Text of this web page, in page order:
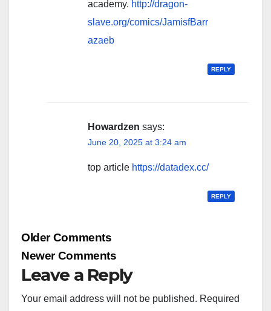
academy. http://dragon-
slave.org/comics/JamisfBarr
azaeb
REPLY
Howardzen says:
June 20, 2025 at 3:24 am
top article https://datadex.cc/
REPLY
Comment
Older Comments
Newer Comments
Leave a Reply
Your email address will not be published. Required